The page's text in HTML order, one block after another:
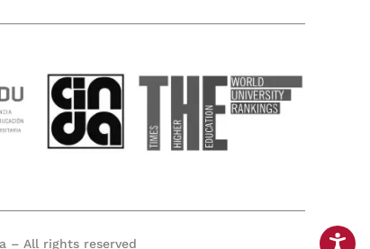
– All rights reserved